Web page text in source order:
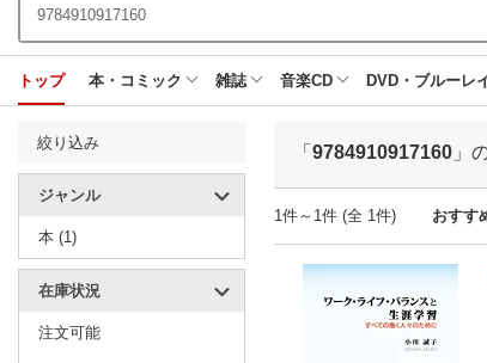
トップ 本・コミック 雑誌 音楽CD DVD・ブルーレ
絞り込み
ジャンル
本 (1)
在庫状況
注文可能
「 9784910917160 」
1件～1件 (全 1件) おすす